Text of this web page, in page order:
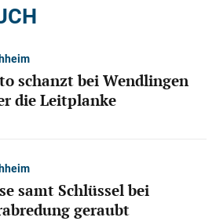
schanzt bei Wendlingen
die Leitplanke
samt Schlüssel bei
geraubt